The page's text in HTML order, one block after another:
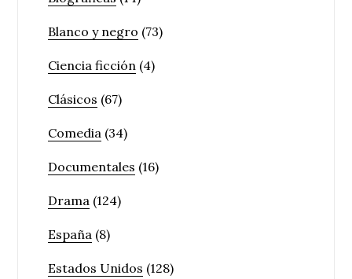
Blanco y negro (73)
Ciencia ficción (4)
Clásicos (67)
Comedia (34)
Documentales (16)
Drama (124)
España (8)
Estados Unidos (128)